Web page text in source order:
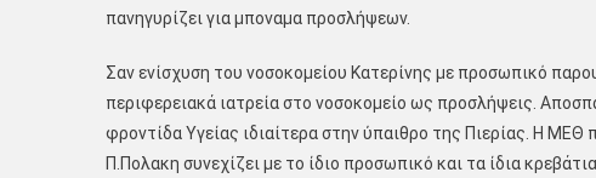
πανηγυρίζει για μποναμα προσλήψεων.
Σαν ενίσχυση του νοσοκομείου Κατερίνης με προσωπικό
περιφερειακά ιατρεία στο νοσοκομείο ως προσλήψεις.
φροντίδα Υγείας ιδιαίτερα στην ύπαιθρο της Πιερίας. Η
Π.Πολακη συνεχίζει με το ίδιο προσωπικό και τα ίδια